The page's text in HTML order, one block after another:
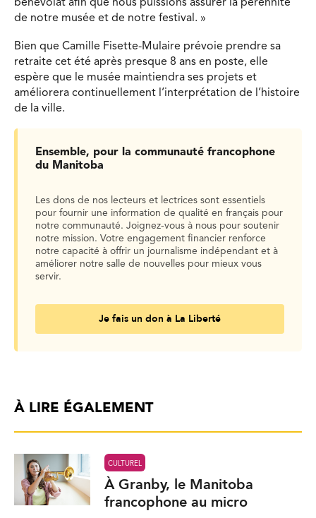
bénévolat afin que nous puissions assurer la pérennité
de notre musée et de notre festival. »
Bien que Camille Fisette-Mulaire prévoie prendre sa
retraite cet été après presque 8 ans en poste, elle
espère que le musée maintiendra ses projets et
améliorera continuellement l’interprétation de l’histoire
de la ville.
Ensemble, pour la communauté francophone
du Manitoba
Les dons de nos lecteurs et lectrices sont essentiels
pour fournir une information de qualité en français pour
notre communauté. Joignez-vous à nous pour soutenir
notre mission. Votre engagement financier renforce
notre capacité à offrir un journalisme indépendant et à
améliorer notre salle de nouvelles pour mieux vous
servir.
Je fais un don à La Liberté
À LIRE ÉGALEMENT
CULTUREL
À Granby, le Manitoba
francophone au micro